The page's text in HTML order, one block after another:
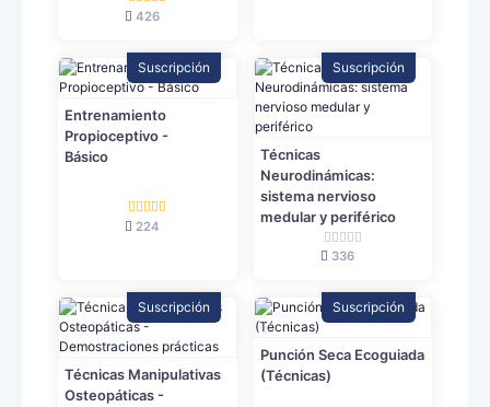
426
Suscripción
Entrenamiento
Propioceptivo -
Básico
224
Suscripción
Técnicas
Neurodinámicas:
sistema nervioso
medular y periférico
336
Suscripción
Técnicas Manipulativas
Osteopáticas -
Suscripción
Punción Seca Ecoguiada
(Técnicas)